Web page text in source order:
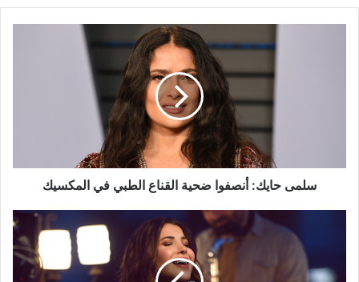
سلمى حايك: أنصفوا ضحية القناع الطبي في المكسيك
الأونلاين